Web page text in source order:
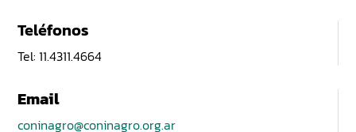
Teléfonos
Tel: 11.4311.4664
Email
coninagro@coninagro.org.ar